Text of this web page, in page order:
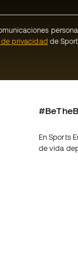
de privacidad de
En Sports
de vida